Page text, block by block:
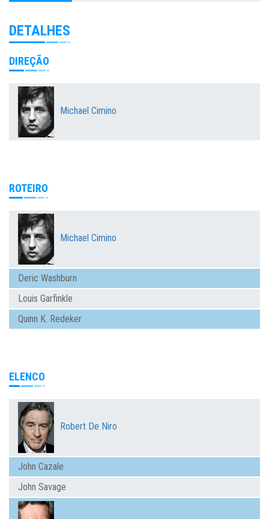
DETALHES
DIREÇÃO
Michael Cimino
ROTEIRO
Michael Cimino
Deric Washburn
Louis Garfinkle
Quinn K. Redeker
ELENCO
Robert De Niro
John Cazale
John Savage